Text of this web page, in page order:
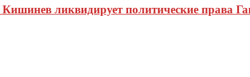
ликвидирует политические права